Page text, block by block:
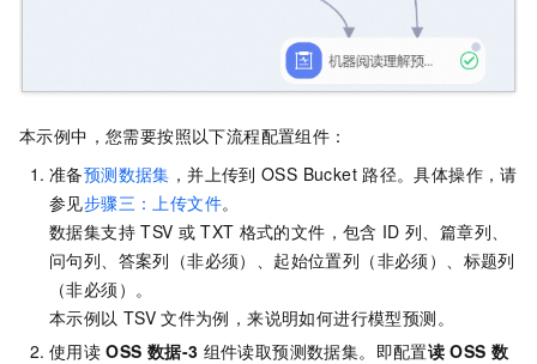
本示例中，您需要按照以下流程配置组件：
准备预测数据集 ，并上传到 OSS Bucket 路径。具体操作，请
参见步骤三：上传文件。
数据集支持 TSV 或 TXT 格式的文件，包含 ID 列、篇章列、
问句列、答案列（非必须）、起始位置列（非必须）、标题列
（非必须）。
本示例以 TSV 文件为例，来说明如何进行模型预测。
使用读 OSS 数据-3 组件读取预测数据集。即配置读 OSS 数